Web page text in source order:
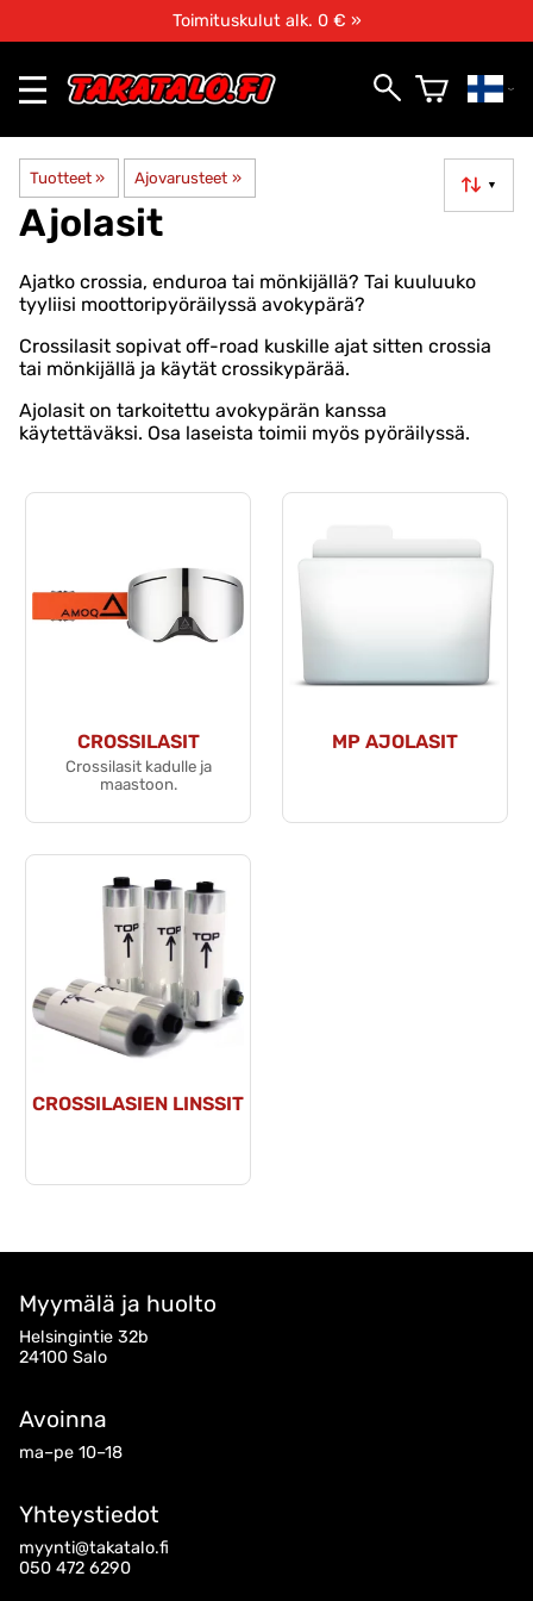
Toimituskulut alk. 0 € »
Tuotteet ‪» Ajovarusteet ‪» ▼
Ajolasit
Ajatko crossia, enduroa tai mönkijällä? Tai kuuluuko
tyyliisi moottoripyöräilyssä avokypärä?
Crossilasit sopivat off-road kuskille ajat sitten crossia
tai mönkijällä ja käytät crossikypärää.
Ajolasit on tarkoitettu avokypärän kanssa
käytettäväksi. Osa laseista toimii myös pyöräilyssä.
CROSSILASIT
Crossilasit kadulle ja
maastoon.
MP AJOLASIT
CROSSILASIEN LINSSIT
Myymälä ja huolto
Helsingintie 32b
24100 Salo
Avoinna
ma–pe 10–18
Yhteystiedot
myynti@takatalo.fi
050 472 6290